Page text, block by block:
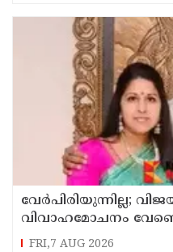
വേർപിരിയുന്നില്ല;
വിവാഹമോചനം
FRI,7 AUG 2026